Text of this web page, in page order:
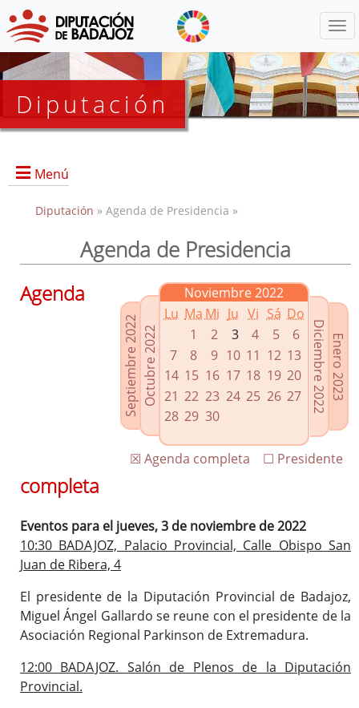
Diputación
Menú
Presidencia
Grupos Políticos
Enlaces relacionados
Agenda de Presidencia
Plenos provinciales y Juntas de gobierno
Oficina de Proyectos Europeos
Diputación » Agenda de Presidencia »
Agenda de Presidencia
Septiembre 2022Octubre 2022
Noviembre 2022
Lu Ma Mi Ju Vi Sá Do
1
2 3 4 5
6
7
8 9 10 11 12 13
14 15 16 17 18 19 20
21 22 23 24 25 26 27
28 29 30
Enero 2023
Diciembre 2022
☐ Presidente
☒ Agenda completa
Agenda
completa
Eventos para el jueves, 3 de noviembre de 2022
10:30 BADAJOZ, Palacio Provincial, Calle Obispo San
Juan de Ribera, 4
El presidente de la Diputación Provincial de Badajoz,
Miguel Ángel Gallardo se reune con el presidente de la
Asociación Regional Parkinson de Extremadura.
12:00 BADAJOZ. Salón de Plenos de la Diputación
Provincial.